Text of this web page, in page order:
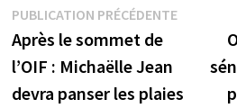
Navigation
de
l’article
PUBLICATION PRÉCÉDENTE
Après le sommet de
l’OIF : Michaëlle Jean
devra panser les plaies